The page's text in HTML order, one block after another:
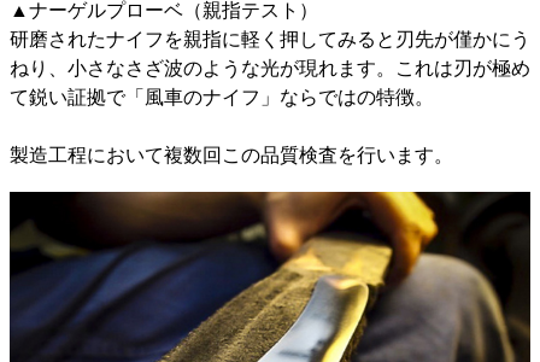
▲ナーゲルプローベ（親指テスト）
研磨されたナイフを親指に軽く押してみると刃先が僅かにう
ねり、小さなさざ波のような光が現れます。これは刃が極め
て鋭い証拠で「風車のナイフ」ならではの特徴。
製造工程において複数回この品質検査を行います。